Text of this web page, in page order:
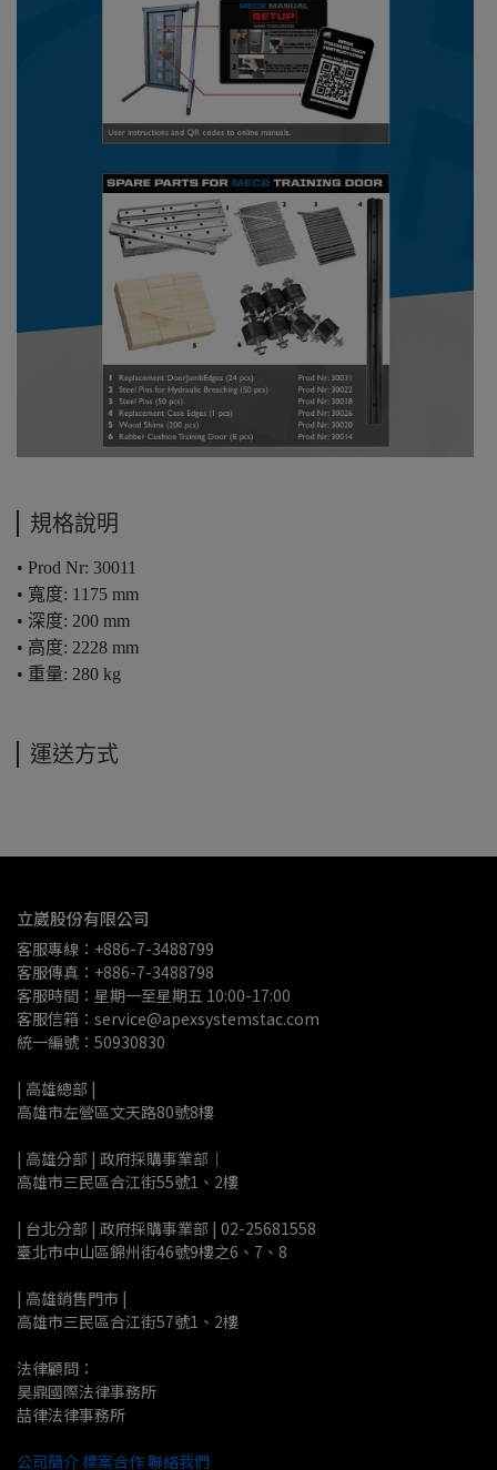
規格說明
• Prod Nr: 30011
• 寬度: 1175 mm
• 深度: 200 mm
• 高度: 2228 mm
• 重量: 280 kg
運送方式
立崴股份有限公司
客服專線：+886-7-3488799
客服傳真：+886-7-3488798
客服時間：星期一至星期五 10:00-17:00
客服信箱：service@apexsystemstac.com
統一編號：50930830
| 高雄總部 |
高雄市左營區文天路80號8樓
| 高雄分部 | 政府採購事業部｜
高雄市三民區合江街55號1、2樓
| 台北分部 | 政府採購事業部 | 02-25681558
臺北市中山區錦州街46號9樓之6、7、8
| 高雄銷售門市 |
高雄市三民區合江街57號1、2樓
法律顧問：
昊鼎國際法律事務所
喆律法律事務所
公司簡介 標案合作聯絡我們